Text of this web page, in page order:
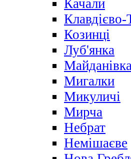
Качали
Клавдієво-
Козинці
Луб'янка
Мигалки
Микуличі
Мирча
Небрат
Немішаєве